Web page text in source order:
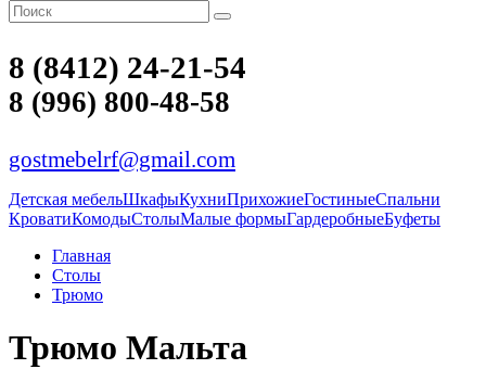
8 (8412) 24-21-54
8 (996) 800-48-58
gostmebelrf@gmail.com
Детская мебельШкафыКухниПрихожиеГостиныеСпальни
КроватиКомодыСтолыМалые формыГардеробныеБуфеты
Главная
Столы
Трюмо
Трюмо Мальта